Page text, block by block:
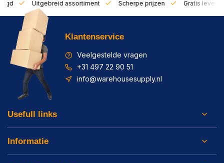
Uitgebreid assortiment Scherpe prijzen Gratis
Klantenservice
Veelgestelde vragen
+31 497 22 90 51
info@warehousesupply.nl
Usefull links
Informatie